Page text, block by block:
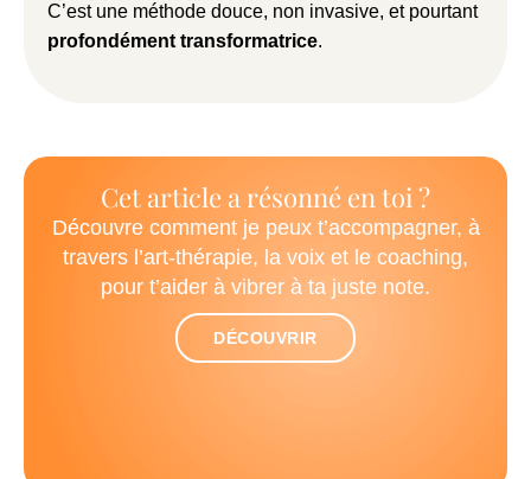
C’est une méthode douce, non invasive, et pourtant
profondément transformatrice.
Cet article a résonné en toi ?
Découvre comment je peux t’accompagner, à
travers l’art-thérapie, la voix et le coaching,
pour t’aider à vibrer à ta juste note.
DÉCOUVRIR